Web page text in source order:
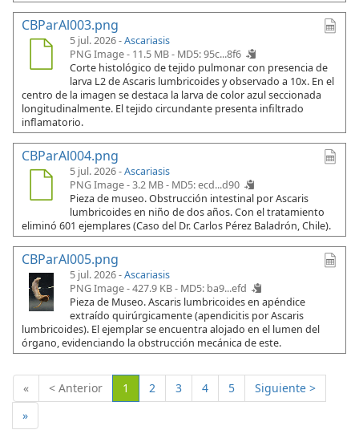
CBParAl003.png
5 jul. 2026 -Ascariasis
PNG Image - 11.5 MB - MD5: 95c...8f6
Corte histológico de tejido pulmonar con presencia de
larva L2 de Ascaris lumbricoides y observado a 10x. En el
centro de la imagen se destaca la larva de color azul seccionada
longitudinalmente. El tejido circundante presenta infiltrado
inflamatorio.
CBParAl004.png
5 jul. 2026 -Ascariasis
PNG Image - 3.2 MB - MD5: ecd...d90
Pieza de museo. Obstrucción intestinal por Ascaris
lumbricoides en niño de dos años. Con el tratamiento
eliminó 601 ejemplares (Caso del Dr. Carlos Pérez Baladrón, Chile).
CBParAl005.png
5 jul. 2026 -Ascariasis
PNG Image - 427.9 KB - MD5: ba9...efd
Pieza de Museo. Ascaris lumbricoides en apéndice
extraído quirúrgicamente (apendicitis por Ascaris
lumbricoides). El ejemplar se encuentra alojado en el lumen del
órgano, evidenciando la obstrucción mecánica de este.
« < Anterior 1 (Actual)
2 3 4 5
Siguiente >
»